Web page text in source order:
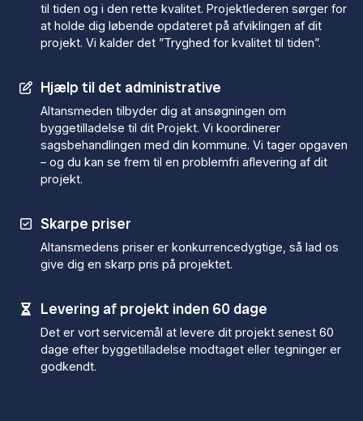
til tiden og i den rette kvalitet. Projektlederen sørger for
at holde dig løbende opdateret på afviklingen af dit
projekt. Vi kalder det ”Tryghed for kvalitet til tiden”.
Hjælp til det administrative
Altansmeden tilbyder dig at ansøgningen om
byggetilladelse til dit Projekt. Vi koordinerer
sagsbehandlingen med din kommune. Vi tager opgaven
– og du kan se frem til en problemfri aflevering af dit
projekt.
Skarpe priser
Altansmedens priser er konkurrencedygtige, så lad os
give dig en skarp pris på projektet.
Levering af projekt inden 60 dage
Det er vort servicemål at levere dit projekt senest 60
dage efter byggetilladelse modtaget eller tegninger er
godkendt.